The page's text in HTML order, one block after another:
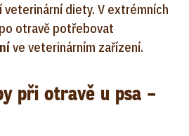
veterinární diety. V extrémních
otravě potřebovat
ve veterinárním zařízení.
při otravě u psa –